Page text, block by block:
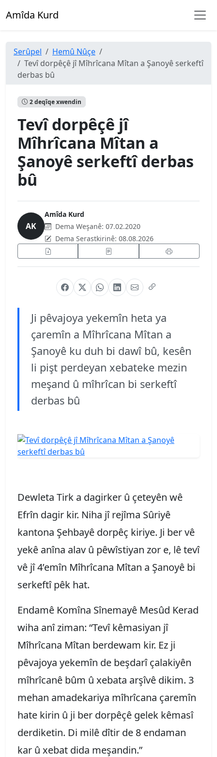
Amîda Kurd
Serûpel
Hemû Nûçe
Tevî dorpêçê jî Mîhrîcana Mîtan a Şanoyê serkeftî
derbas bû
2 deqîqe xwendin
Tevî dorpêçê jî
Mîhrîcana Mîtan a
Şanoyê serkeftî derbas
bû
AK
Amîda Kurd
Dema Weşanê: 07.02.2020
Dema Serastkirinê: 08.08.2026
Ji pêvajoya yekemîn heta ya
çaremîn a Mîhrîcana Mîtan a
Şanoyê ku duh bi dawî bû, kesên
li pişt perdeyan xebateke mezin
meşand û mîhrîcan bi serkeftî
derbas bû
Dewleta Tirk a dagirker û çeteyên wê
Efrîn dagir kir. Niha jî rejîma Sûriyê
kantona Şehbayê dorpêç kiriye. Ji ber vê
yekê anîna alav û pêwîstiyan zor e, lê tevî
vê jî 4’emîn Mîhrîcana Mîtan a Şanoyê bi
serkeftî pêk hat.
Endamê Komîna Sînemayê Mesûd Kerad
wiha anî ziman: “Tevî kêmasiyan jî
Mîhrîcana Mîtan berdewam kir. Ez ji
pêvajoya yekemîn de beşdarî çalakiyên
mîhrîcanê bûm û xebata arşîvê dikim. 3
mehan amadekariya mîhrîcana çaremîn
hate kirin û ji ber dorpêçê gelek kêmasî
derdiketin. Di milê dîtir de 8 endaman
kar û xebat dida meşandin.”